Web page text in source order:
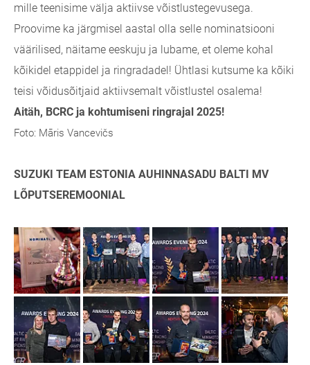
mille teenisime välja aktiivse võistlustegevusega.
Proovime ka järgmisel aastal olla selle nominatsiooni
väärilised, näitame eeskuju ja lubame, et oleme kohal
kõikidel etappidel ja ringradadel! Ühtlasi kutsume ka kõiki
teisi võidusõitjaid aktiivsemalt võistlustel osalema!
Aitäh, BCRC ja kohtumiseni ringrajal 2025!
Foto: Māris Vancevičs
SUZUKI TEAM ESTONIA AUHINNASADU BALTI MV
LÕPUTSEREMOONIAL